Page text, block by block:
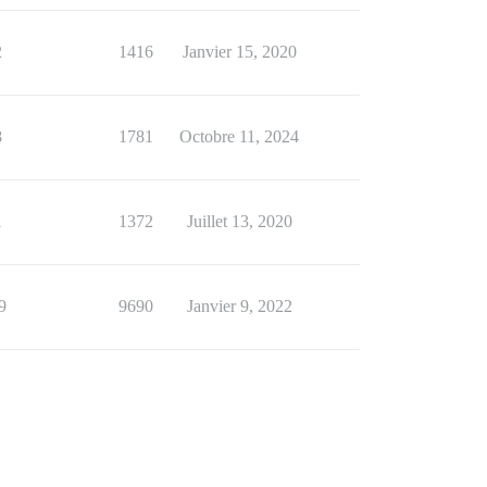
1416 Janvier 15, 2020
1781 Octobre 11, 2024
1372 Juillet 13, 2020
9690 Janvier 9, 2022